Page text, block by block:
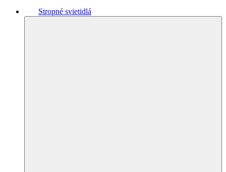
Stropné svietidlá